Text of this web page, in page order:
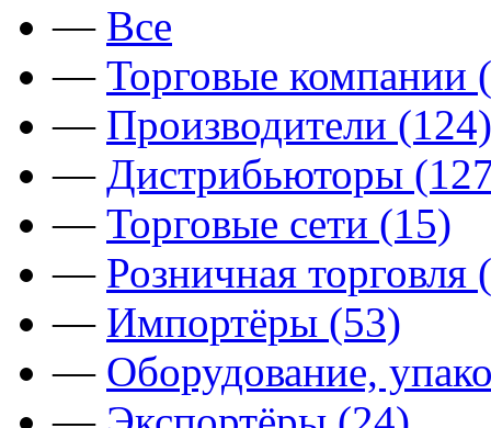
— Все
— Торговые компании
— Производители (124)
— Дистрибьюторы
— Торговые сети (15)
— Розничная торговля
— Импортёры (53)
— Оборудование,